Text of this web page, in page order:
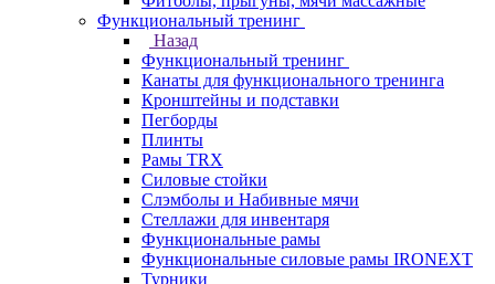
Функциональный тренинг
Назад
Функциональный тренинг
Канаты для функционального тренинга
Кронштейны и подставки
Пегборды
Плинты
Рамы TRX
Силовые стойки
Слэмболы и Набивные мячи
Стеллажи для инвентаря
Функциональные рамы
Функциональные силовые рамы IRONEXT
Турники